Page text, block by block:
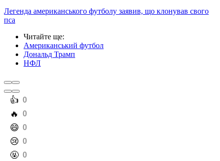
Легенда американського футболу заявив, що клонував свого
пса
Читайте ще:
Американський футбол
Дональд Трамп
НФЛ
️👍 0
️🔥 0
️😄 0
️😢 0
️🤬 0